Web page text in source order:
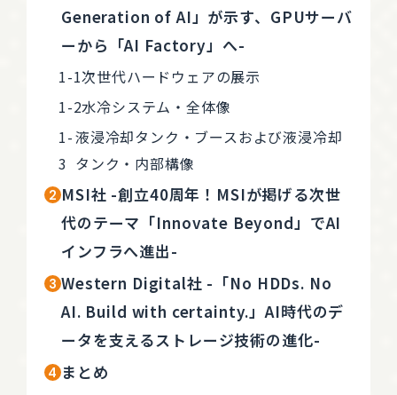
Generation of AI」が示す、GPUサーバ
ーから「AI Factory」へ-
次世代ハードウェアの展示
水冷システム・全体像
液浸冷却タンク・ブースおよび液浸冷却
タンク・内部構像
MSI社 -創立40周年！MSIが掲げる次世
代のテーマ「Innovate Beyond」でAI
インフラへ進出-
Western Digital社 -「No HDDs. No
AI. Build with certainty.」AI時代のデ
ータを支えるストレージ技術の進化-
まとめ